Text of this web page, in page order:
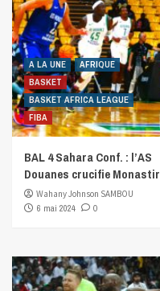
A LA UNE
AFRIQUE
BASKET
BASKET AFRICA LEAGUE
FIBA
BAL 4 Sahara Conf. : l’AS
Douanes crucifie Monastir
Wahany Johnson SAMBOU
6 mai 2024
0